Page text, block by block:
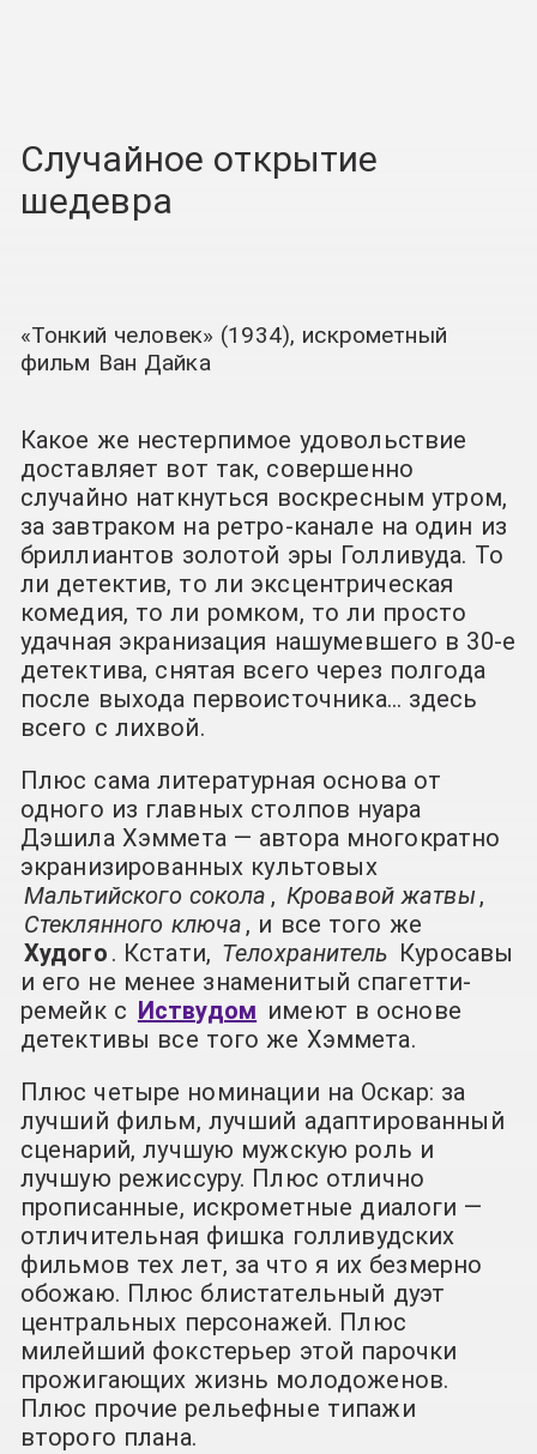
Случайное открытие
шедевра
«Тонкий человек» (1934), искрометный
фильм Ван Дайка
Какое же нестерпимое удовольствие
доставляет вот так, совершенно
случайно наткнуться воскресным утром,
за завтраком на ретро-канале на один из
бриллиантов золотой эры Голливуда. То
ли детектив, то ли эксцентрическая
комедия, то ли ромком, то ли просто
удачная экранизация нашумевшего в 30-е
детектива, снятая всего через полгода
после выхода первоисточника… здесь
всего с лихвой.
Плюс сама литературная основа от
одного из главных столпов нуара
Дэшила Хэммета — автора многократно
экранизированных культовых
Мальтийского сокола , Кровавой жатвы ,
Стеклянного ключа , и все того же
Худого . Кстати, Телохранитель Куросавы
и его не менее знаменитый спагетти-
ремейк с Иствудом имеют в основе
детективы все того же Хэммета.
Плюс четыре номинации на Оскар: за
лучший фильм, лучший адаптированный
сценарий, лучшую мужскую роль и
лучшую режиссуру. Плюс отлично
прописанные, искрометные диалоги —
отличительная фишка голливудских
фильмов тех лет, за что я их безмерно
обожаю. Плюс блистательный дуэт
центральных персонажей. Плюс
милейший фокстерьер этой парочки
прожигающих жизнь молодоженов.
Плюс прочие рельефные типажи
второго плана.